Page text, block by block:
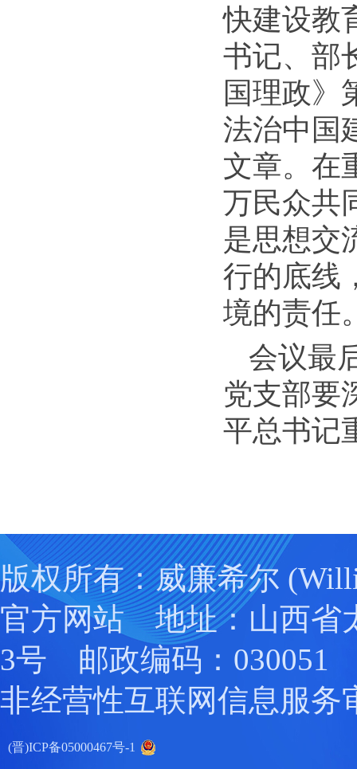
快建设教
书记、部
国理政》
法治中国
文章。在
万民众共
是思想交
行的底线
境的责任
会议最
党支部要
平总书记
版权所有：威廉希尔
官方网站 地址：山西省
3号 邮政编码：030051
非经营性互联网信息服务
(晋)ICP备05000467号-1